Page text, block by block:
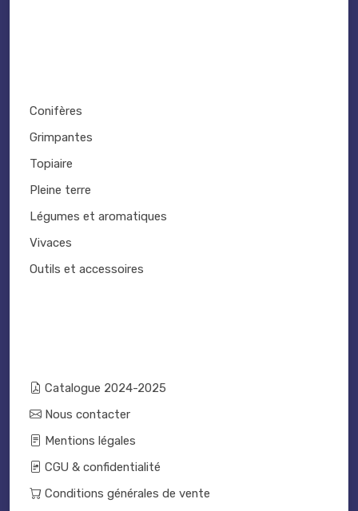
Conifères
Grimpantes
Topiaire
Pleine terre
Légumes et aromatiques
Vivaces
Outils et accessoires
Catalogue 2024-2025
Nous contacter
Mentions légales
CGU & confidentialité
Conditions générales de vente